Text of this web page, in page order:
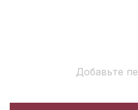
Добавьте